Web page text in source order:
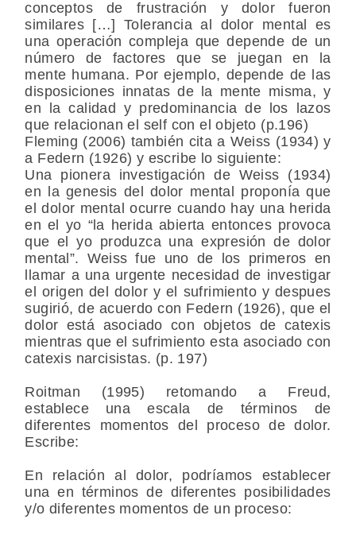
conceptos de frustración y dolor fueron
similares […] Tolerancia al dolor mental es
una operación compleja que depende de un
número de factores que se juegan en la
mente humana. Por ejemplo, depende de las
disposiciones innatas de la mente misma, y
en la calidad y predominancia de los lazos
que relacionan el self con el objeto (p.196)
Fleming (2006) también cita a Weiss (1934) y
a Federn (1926) y escribe lo siguiente:
Una pionera investigación de Weiss (1934)
en la genesis del dolor mental proponía que
el dolor mental ocurre cuando hay una herida
en el yo “la herida abierta entonces provoca
que el yo produzca una expresión de dolor
mental”. Weiss fue uno de los primeros en
llamar a una urgente necesidad de investigar
el origen del dolor y el sufrimiento y despues
sugirió, de acuerdo con Federn (1926), que el
dolor está asociado con objetos de catexis
mientras que el sufrimiento esta asociado con
catexis narcisistas. (p. 197)
Roitman (1995) retomando a Freud,
establece una escala de términos de
diferentes momentos del proceso de dolor.
Escribe:
En relación al dolor, podríamos establecer
una en términos de diferentes posibilidades
y/o diferentes momentos de un proceso: